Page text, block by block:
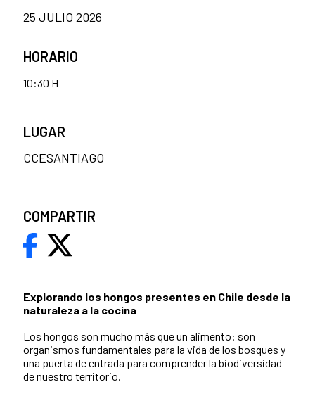
Explorando los hongos presentes en Chile desde la
naturaleza a la cocina
Los hongos son mucho más que un alimento: son
organismos fundamentales para la vida de los bosques y
una puerta de entrada para comprender la biodiversidad
de nuestro territorio.
25 JULIO 2026
HORARIO
10:30 H
LUGAR
CCESANTIAGO
COMPARTIR